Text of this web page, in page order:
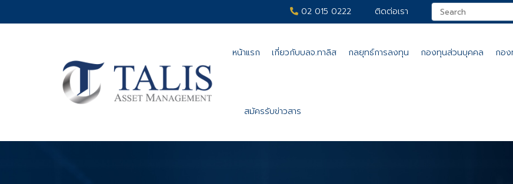
02 015 0222 ติดต่อเรา
หน้าแรก เกี่ยวกับบลจ.ทาลิส กลยุทธ์การลงทุน กองทุนส่วนบุคคล กอ
สมัครรับข่าวสาร